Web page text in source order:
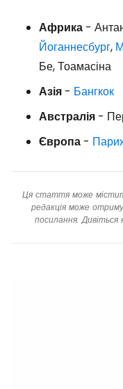
Африка -
Йоганнесбург,
Бе, Тоамасіна
Азія - Бангкок
Австралія -
Європа -
Ця стаття може
редакція може
посилання. Дивіться